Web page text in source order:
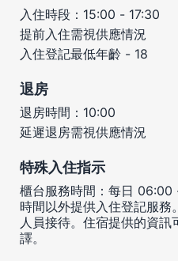
入住時段：15:00 - 17:30
提前入住需視供應情況
入住登記最低年齡 - 18
退房
退房時間：10:00
延遲退房需視供應情況
特殊入住指示
櫃台服務時間：每日
時間以外提供入住登記服務
人員接待。住宿提供的資
譯。